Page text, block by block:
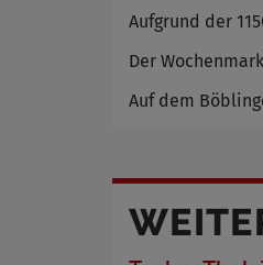
Aufgrund der
Der
Auf dem